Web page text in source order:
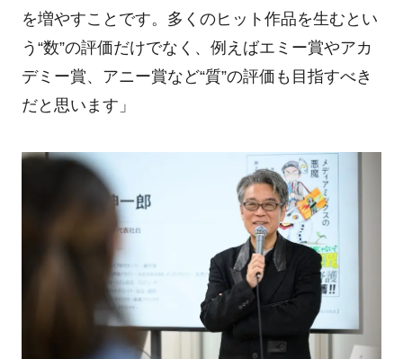
を増やすことです。多くのヒット作品を生むとい
う“数”の評価だけでなく、例えばエミー賞やアカ
デミー賞、アニー賞など“質”の評価も目指すべき
だと思います」